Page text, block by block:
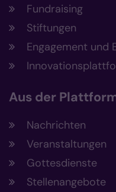
Fundraising
Stiftungen
Engagement und
Aus der
Nachrichten
Veranstaltungen
Gottesdienste
Stellenangebote